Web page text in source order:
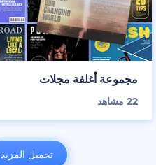
مجموعة أغلفة مجلات
22 مشاهد
تحميل المزيد